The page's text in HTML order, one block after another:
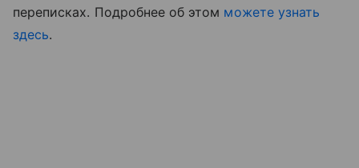
переписках. Подробнее об этом можете узнать
здесь.